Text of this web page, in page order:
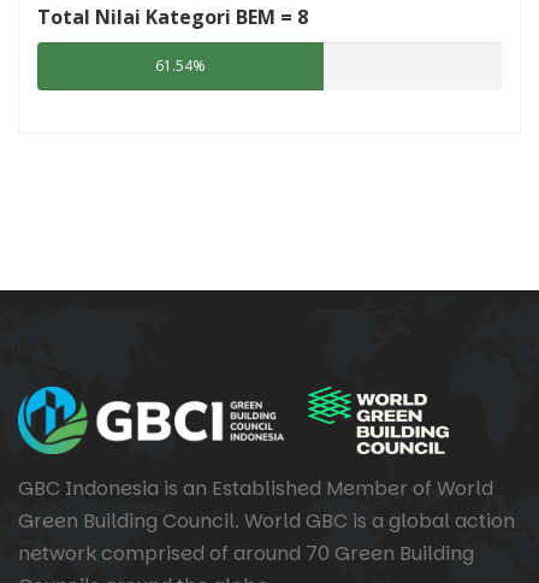
Total Nilai Kategori BEM = 8
61.54%
GBC Indonesia is an Established Member of World
Green Building Council. World GBC is a global action
network comprised of around 70 Green Building